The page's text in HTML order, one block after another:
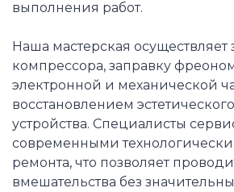
выполнения работ.
Наша мастерская осуществляет
компрессора, заправку
электронной и механической
восстановлением
устройства. Специалисты
современными
ремонта, что позволяет
вмешательства без